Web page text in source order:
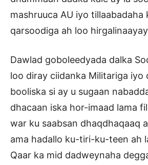
mashruuca AU iyo tillaabadaha
qarsoodiga ah loo
Dawlad goboleedyada dalka
loo diray ciidanka Militariga iyo
booliska si ay u sugaan
dhacaan iska hor-imaad lama
war ku saabsan dhaqdhaqaaq
ama hadallo ku-tiri-ku-teen ah
Qaar ka mid dadweynaha